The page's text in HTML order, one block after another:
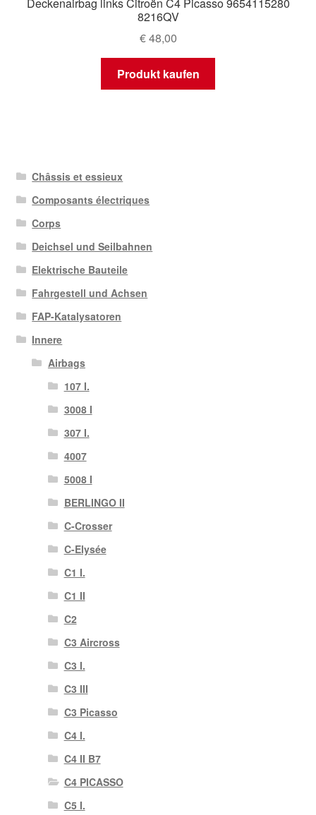
8216QV
€48,00
Produkt kaufen
Châssis et essieux
Composants électriques
Corps
Deichsel und Seilbahnen
Elektrische Bauteile
Fahrgestell und Achsen
FAP-Katalysatoren
Innere
Airbags
107 I.
3008 I
307 I.
4007
5008 I
BERLINGO II
C-Crosser
C-Elysée
C1 I.
C1 II
C2
C3 Aircross
C3 I.
C3 III
C3 Picasso
C4 I.
C4 II B7
C4 PICASSO
C5 I.